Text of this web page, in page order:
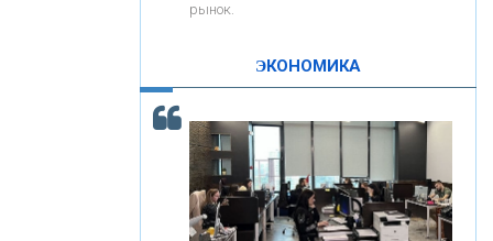
КОНТАКТЫ
Скорость - один из главных трендов в
кредитовании бизнеса - «Интервью»
рынок.
ЭКОНОМИКА